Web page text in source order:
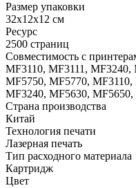
Размер упаковки
32x12x12 см
Ресурс
2500 страниц
Совместимость с
MF3110, MF3111,
MF5750, MF5770,
MF3240, MF5630,
Страна производства
Китай
Технология печати
Лазерная печать
Тип расходного материала
Картридж
Цвет